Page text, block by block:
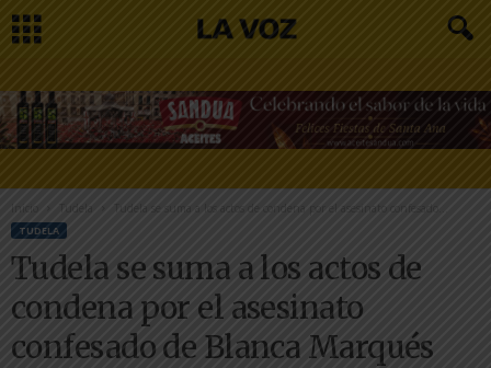
Inicio Tudela Tudela se suma a los actos de condena por el asesinato confesado...
TUDELA
Tudela se suma a los actos de
condena por el asesinato
confesado de Blanca Marqués